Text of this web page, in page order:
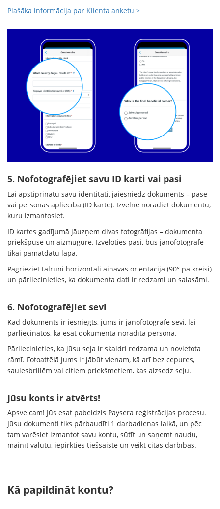
Plašāka informācija par Klienta anketu >
5. Nofotografējiet savu ID karti vai pasi
Lai apstiprinātu savu identitāti, jāiesniedz dokuments – pase
vai personas apliecība (ID karte). Izvēlnē norādiet dokumentu,
kuru izmantosiet.
ID kartes gadījumā jāuzņem divas fotogrāfijas – dokumenta
priekšpuse un aizmugure. Izvēloties pasi, būs jānofotografē
tikai pamatdatu lapa.
Pagrieziet tālruni horizontāli ainavas orientācijā (90° pa kreisi)
un pārliecinieties, ka dokumenta dati ir redzami un salasāmi.
6. Nofotografējiet sevi
Kad dokuments ir iesniegts, jums ir jānofotografē sevi, lai
pārliecinātos, ka esat dokumentā norādītā persona.
Pārliecinieties, ka jūsu seja ir skaidri redzama un novietota
rāmī. Fotoattēlā jums ir jābūt vienam, kā arī bez cepures,
saulesbrillēm vai citiem priekšmetiem, kas aizsedz seju.
Jūsu konts ir atvērts!
Apsveicam! Jūs esat pabeidzis Paysera reģistrācijas procesu.
Jūsu dokumenti tiks pārbaudīti 1 darbadienas laikā, un pēc
tam varēsiet izmantot savu kontu, sūtīt un saņemt naudu,
mainīt valūtu, iepirkties tiešsaistē un veikt citas darbības.
Kā papildināt kontu?